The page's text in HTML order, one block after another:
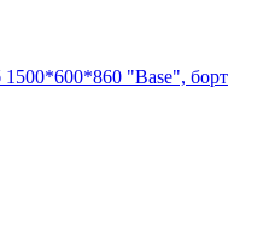
"Base", борт